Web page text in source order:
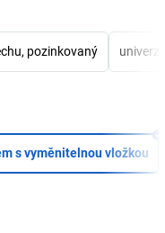
pozinkovaný
s vyměnitelnou vložkou